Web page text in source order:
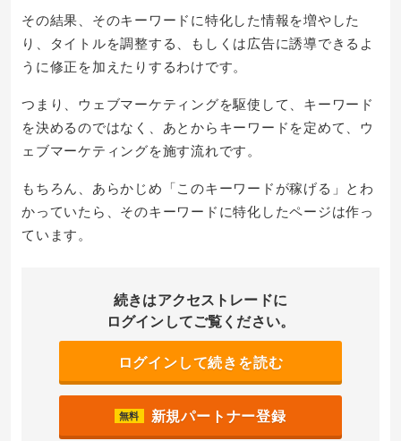
その結果、そのキーワードに特化した情報を増やした
り、タイトルを調整する、もしくは広告に誘導できるよ
うに修正を加えたりするわけです。
つまり、ウェブマーケティングを駆使して、キーワード
を決めるのではなく、あとからキーワードを定めて、ウ
ェブマーケティングを施す流れです。
もちろん、あらかじめ「このキーワードが稼げる」とわ
かっていたら、そのキーワードに特化したページは作っ
ています。
続きはアクセストレードに
ログインしてご覧ください。
無料 新規パートナー登録
ログインして続きを読む